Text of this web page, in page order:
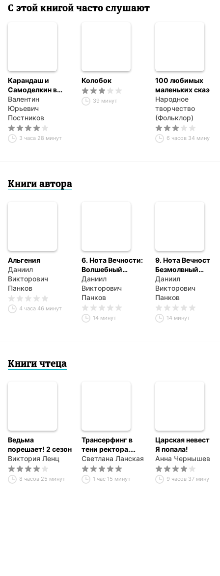
С этой книгой часто слушают
Карандаш и
Самоделкин в
стране
шоколадных
деревьев
Валентин
Юрьевич
Постников
3 часа 28 минут
Колобок
39 минут
100 любимых
маленьких сказок
Народное
творчество
(Фольклор)
6 часов 34 минуты
Книги автора
Альгения
Даниил
Викторович
Панков
4 часа 46 минут
6. Нота Вечности:
Волшебный
Компас
Даниил
Викторович
Панков
14 минут
9. Нота Вечности.
Безмолвный
Портал
Даниил
Викторович
Панков
14 минут
Книги чтеца
Ведьма
порешает! 2 сезон
Виктория Ленц
8 часов 25 минут
Трансерфинг в
тени ректора.
Книга первая.
Светлана Ланская
1 час 15 минут
Царская невеста.
Я попала!
Анна Чернышева
9 часов 37 минут